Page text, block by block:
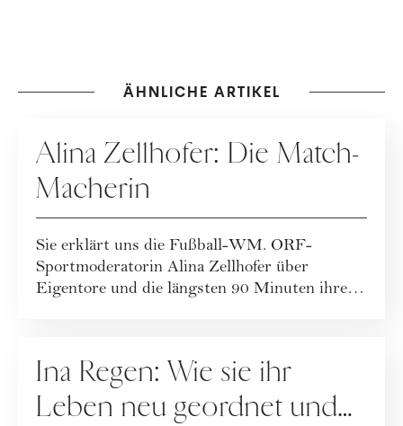
ÄHNLICHE ARTIKEL
Alina Zellhofer: Die Match-
Macherin
Sie erklärt uns die Fußball-WM. ORF-
Sportmoderatorin Alina Zellhofer über
Eigentore und die längsten 90 Minuten ihres
Ina Regen: Wie sie ihr
Leben neu geordnet und